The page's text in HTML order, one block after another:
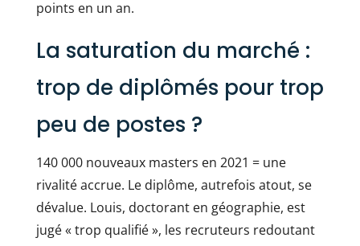
points en un an.
La saturation du marché :
trop de diplômés pour trop
peu de postes ?
140 000 nouveaux masters en 2021 = une
rivalité accrue. Le diplôme, autrefois atout, se
dévalue. Louis, doctorant en géographie, est
jugé « trop qualifié », les recruteurs redoutant